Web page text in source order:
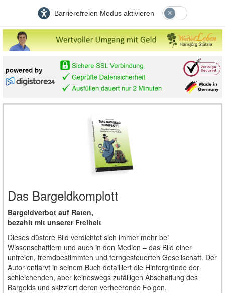
Barrierefreien Modus aktivieren
Das Bargeldkomplott
Bargeldverbot auf Raten,
bezahlt mit unserer Freiheit
Dieses düstere Bild verdichtet sich immer mehr bei
Wissenschaftlern und auch in den Medien – das Bild einer
unfreien, fremdbestimmten und ferngesteuerten Gesellschaft. Der
Autor entlarvt in seinem Buch detailliert die Hintergründe der
schleichenden, aber keineswegs zufälligen Abschaffung des
Bargelds und skizziert deren verheerende Folgen.